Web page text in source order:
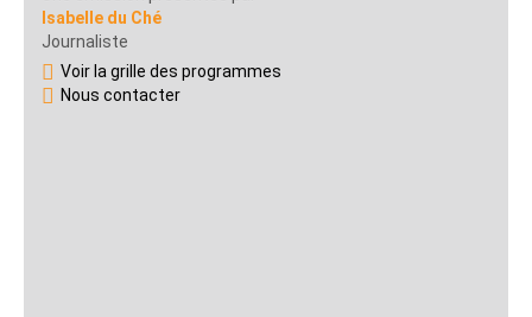
Isabelle du Ché
Journaliste
Voir la grille des programmes
Nous contacter